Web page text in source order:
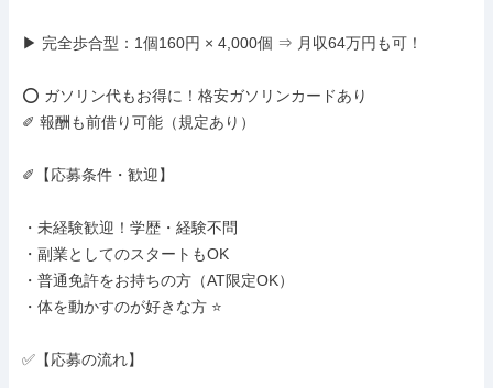
▶ 完全歩合型：1個160円 × 4,000個 ⇒ 月収64万円も可！
⭕️ ガソリン代もお得に！格安ガソリンカードあり
✐ 報酬も前借り可能（規定あり）
✐【応募条件・歓迎】
・未経験歓迎！学歴・経験不問
・副業としてのスタートもOK
・普通免許をお持ちの方（AT限定OK）
・体を動かすのが好きな方 ⭐️
✅【応募の流れ】